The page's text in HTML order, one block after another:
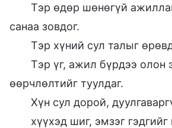
Тэр өдөр шөнөгүй
санаа зовдог.
Тэр хүний сул талыг
Тэр үг, ажил бүрдээ олон
өөрчлөлтийг туулдаг.
Хүн сул дорой,
хүүхэд шиг, эмзэг